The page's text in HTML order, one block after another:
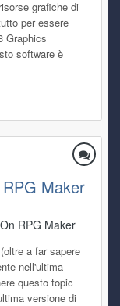
grafiche di
per essere
Graphics
software è
Maker
RPG Maker
a far sapere
nell'ultima
questo topic
versione di